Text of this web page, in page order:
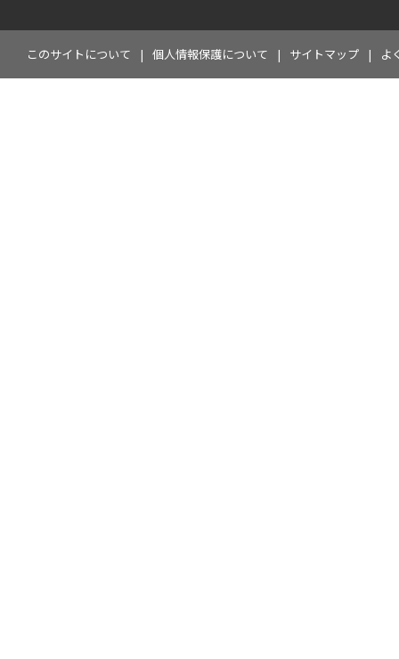
このサイトについて 個人情報保護について サイトマップ よ